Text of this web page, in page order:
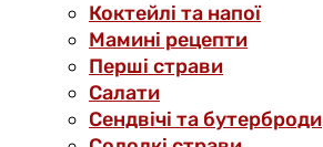
Коктейлі та напої
Мамині рецепти
Перші страви
Салати
Сендвічі та бутерброди